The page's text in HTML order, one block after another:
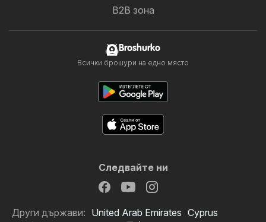
B2B зона
Broshurko
Всички брошури на едно място
Следвайте ни
Други държави: United Arab Emirates Cyprus